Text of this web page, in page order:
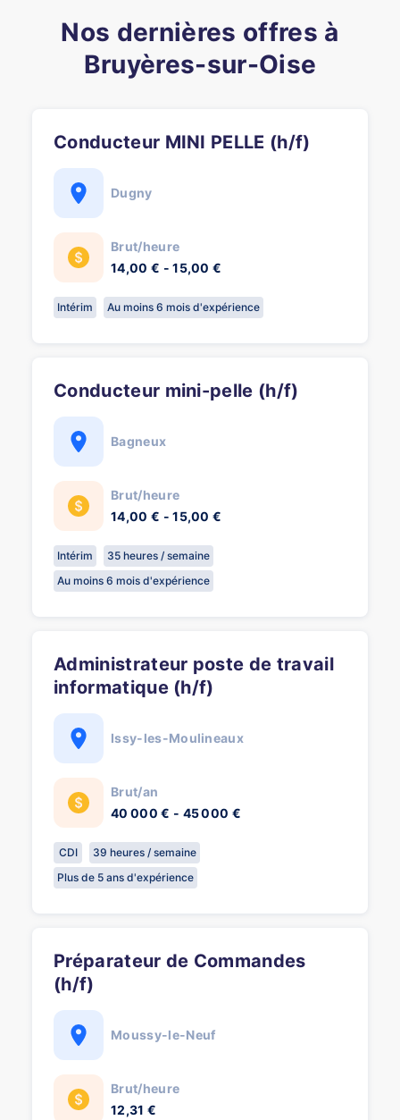
Nos dernières offres à
Bruyères-sur-Oise
Conducteur MINI PELLE (h/f)
Dugny
Brut/heure
14,00 € - 15,00 €
Intérim Au moins 6 mois d'expérience
Conducteur mini-pelle (h/f)
Bagneux
Brut/heure
14,00 € - 15,00 €
Intérim
35 heures / semaine
Au moins 6 mois d'expérience
Administrateur poste de travail
informatique (h/f)
Issy-les-Moulineaux
Brut/an
40 000 € - 45 000 €
CDI
39 heures / semaine
Plus de 5 ans d'expérience
Préparateur de Commandes
(h/f)
Moussy-le-Neuf
Brut/heure
12,31 €